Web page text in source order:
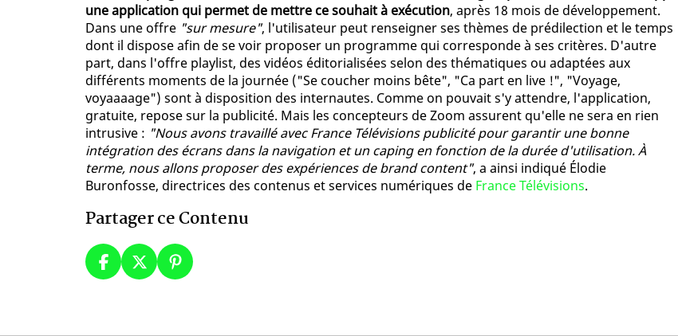
une application qui permet de mettre ce souhait à exécution, après 18 mois de développement.
Dans une offre "sur mesure", l'utilisateur peut renseigner ses thèmes de prédilection et le temps
dont il dispose afin de se voir proposer un programme qui corresponde à ses critères. D'autre
part, dans l'offre playlist, des vidéos éditorialisées selon des thématiques ou adaptées aux
différents moments de la journée ("Se coucher moins bête", "Ca part en live !", "Voyage,
voyaaaage") sont à disposition des internautes. Comme on pouvait s'y attendre, l'application,
gratuite, repose sur la publicité. Mais les concepteurs de Zoom assurent qu'elle ne sera en rien
intrusive : "Nous avons travaillé avec France Télévisions publicité pour garantir une bonne
intégration des écrans dans la navigation et un caping en fonction de la durée d'utilisation. À
terme, nous allons proposer des expériences de brand content", a ainsi indiqué Élodie
Buronfosse, directrices des contenus et services numériques de France Télévisions.
Partager ce Contenu